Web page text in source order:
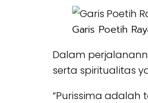
Garis Poetih
Dalam
serta spiritualitas
“Purissima adalah